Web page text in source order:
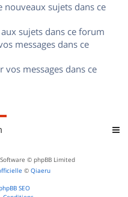
nouveaux sujets dans ce
sujets dans ce forum
messages dans ce
vos messages dans ce
© phpBB Limited
© Qiaeru
SEO